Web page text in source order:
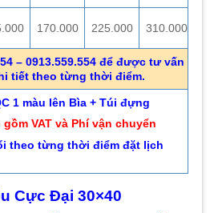
170.000 225.000 310.000
– 0913.559.554 để được tư vấn
tiết theo từng thời điểm.
1 màu lên Bìa + Túi đựng
VAT và Phí vận chuyển
theo từng thời điểm đặt lịch
Cực Đại 30×40